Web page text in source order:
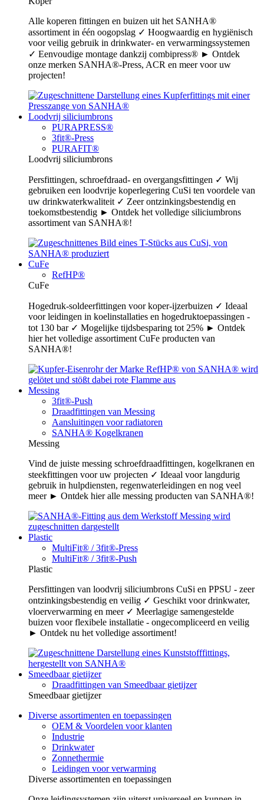
Alle koperen fittingen en buizen uit het SANHA®
assortiment in één oogopslag ✓ Hoogwaardig en hygiënisch
voor veilig gebruik in drinkwater- en verwarmingssystemen
✓ Eenvoudige montage dankzij combipress® ► Ontdek
onze merken SANHA®-Press, ACR en meer voor uw
projecten!
Loodvrij siliciumbrons
PURAPRESS®
3fit®-Press
PURAFIT®
Loodvrij siliciumbrons
Persfittingen, schroefdraad- en overgangsfittingen ✓ Wij
gebruiken een loodvrije koperlegering CuSi ten voordele van
uw drinkwaterkwaliteit ✓ Zeer ontzinkingsbestendig en
toekomstbestendig ► Ontdek het volledige siliciumbrons
assortiment van SANHA®!
CuFe
RefHP®
CuFe
Hogedruk-soldeerfittingen voor koper-ijzerbuizen ✓ Ideaal
voor leidingen in koelinstallaties en hogedruktoepassingen -
tot 130 bar ✓ Mogelijke tijdsbesparing tot 25% ► Ontdek
hier het volledige assortiment CuFe producten van
SANHA®!
Messing
3fit®-Push
Draadfittingen van Messing
Aansluitingen voor radiatoren
SANHA® Kogelkranen
Messing
Vind de juiste messing schroefdraadfittingen, kogelkranen en
steekfittingen voor uw projecten ✓ Ideaal voor langdurig
gebruik in hulpdiensten, regenwaterleidingen en nog veel
meer ► Ontdek hier alle messing producten van SANHA®!
Plastic
MultiFit® / 3fit®-Press
MultiFit® / 3fit®-Push
Plastic
Persfittingen van loodvrij siliciumbrons CuSi en PPSU - zeer
ontzinkingsbestendig en veilig ✓ Geschikt voor drinkwater,
vloerverwarming en meer ✓ Meerlagige samengestelde
buizen voor flexibele installatie - ongecompliceerd en veilig
► Ontdek nu het volledige assortiment!
Smeedbaar gietijzer
Draadfittingen van Smeedbaar gietijzer
Smeedbaar gietijzer
Diverse assortimenten en toepassingen
OEM & Voordelen voor klanten
Industrie
Drinkwater
Zonnethermie
Leidingen voor verwarming
Diverse assortimenten en toepassingen